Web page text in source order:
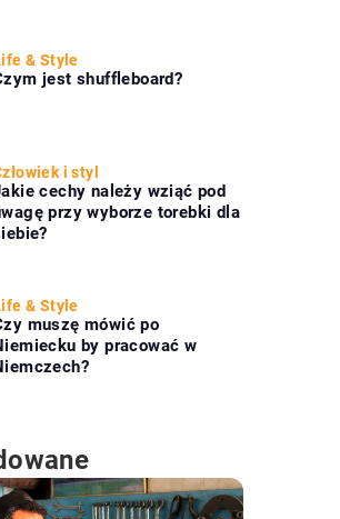
& Style
jest shuffleboard?
i styl
cechy należy wziąć pod
przy wyborze torebki dla
& Style
muszę mówić po
by pracować w